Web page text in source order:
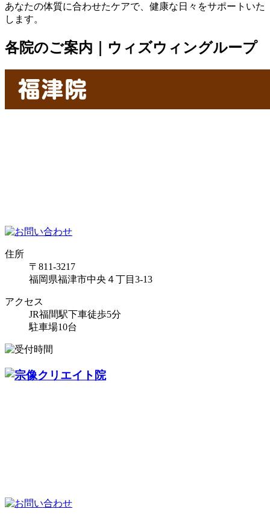
あなたの体質に合わせたケアで、健康な日々をサポートいた
します。
各院のご案内｜ウィズウィングループ
住所
〒811-3217
福岡県福津市中央４丁目3-13
アクセス
JR福間駅下車徒歩5分
駐車場10台